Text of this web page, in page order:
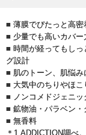
■ 薄膜でぴたっと高
■ 少量でも高いカバー
■ 時間が経ってもしっ
グ設計
■ 肌のトーン、肌悩
■ 大気中のちりやほ
■ ノンコメドジェニッ
■ 鉱物油・パラベン・
■ 無香料
＊1 ADDICTION調べ